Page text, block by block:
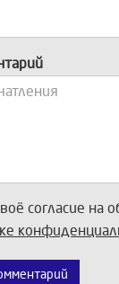
согласие на